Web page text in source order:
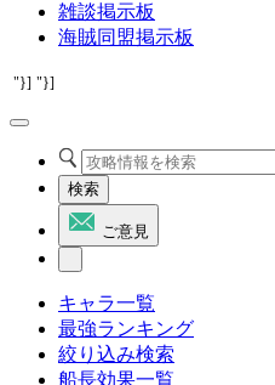
雑談掲示板
海賊同盟掲示板
"}] "}]
検索
ご意見
キャラ一覧
最強ランキング
絞り込み検索
船長効果一覧